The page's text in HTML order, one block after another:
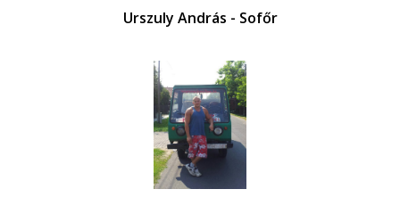
Urszuly András - Sofőr